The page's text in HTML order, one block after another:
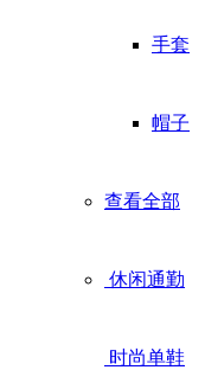
手套
帽子
查看全部
休闲通勤
时尚单鞋